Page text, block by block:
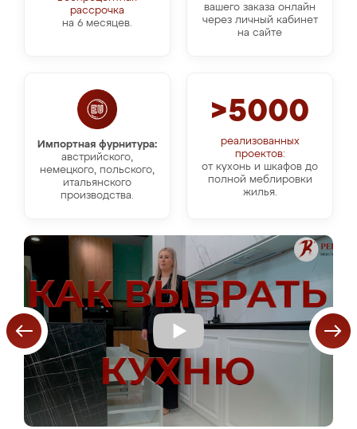
вашего заказа онлайн
через личный кабинет
на сайте
рассрочка
на 6 месяцев.
Импортная фурнитура:
австрийского,
немецкого, польского,
итальянского
производства.
>5000
реализованных
проектов:
от кухонь и шкафов до
полной меблировки
жилья.